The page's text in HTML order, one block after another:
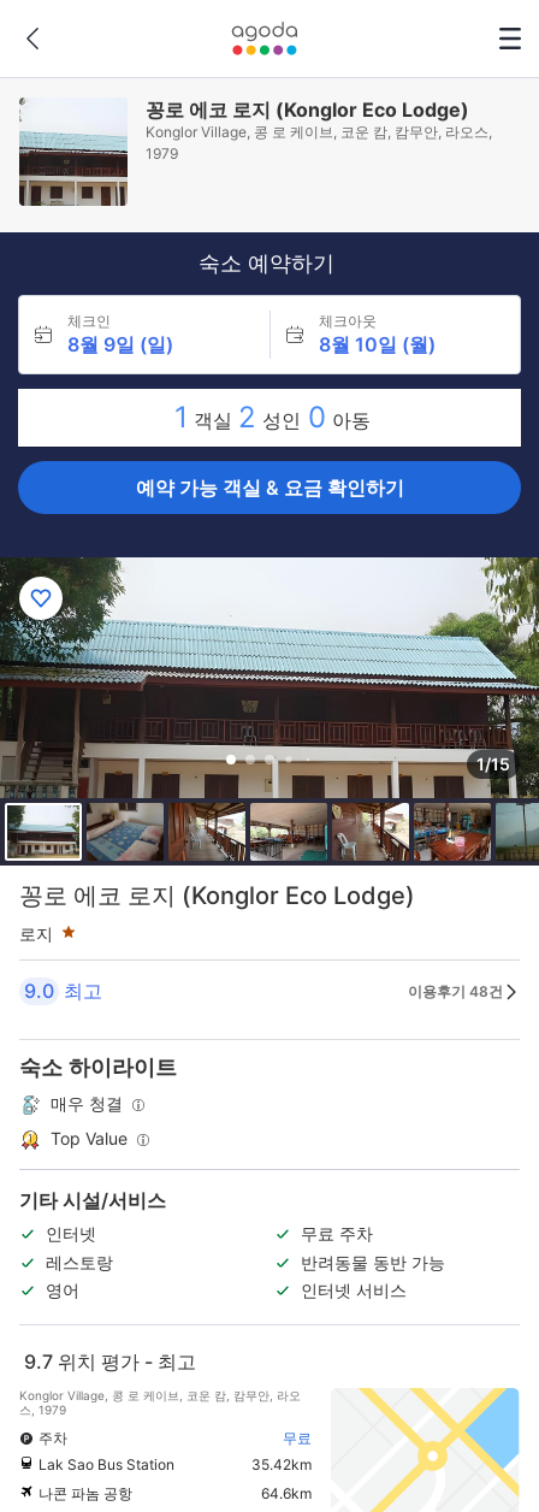
꽁로 에코 로지 (Konglor Eco Lodge)
Konglor Village, 콩 로 케이브, 코운 캄, 캄무안, 라오스,
1979
숙소 예약하기
체크인
8월 9일 (일)
체크아웃
8월 10일 (월)
1 객실 2 성인 0 아동
예약 가능 객실 & 요금 확인하기
1/15
꽁로 에코 로지 (Konglor Eco Lodge)
로지
1성급
9.0 최고 이용후기 48건
숙소 하이라이트
매우 청결
Top Value
기타 시설/서비스
인터넷
무료 주차
레스토랑
반려동물 동반 가능
영어
인터넷 서비스
9.7 위치 평가 - 최고
Konglor Village, 콩 로 케이브, 코운 캄, 캄무안, 라오
스, 1979
주차
무료
Lak Sao Bus Station
35.42km
나콘 파놈 공항
64.6km